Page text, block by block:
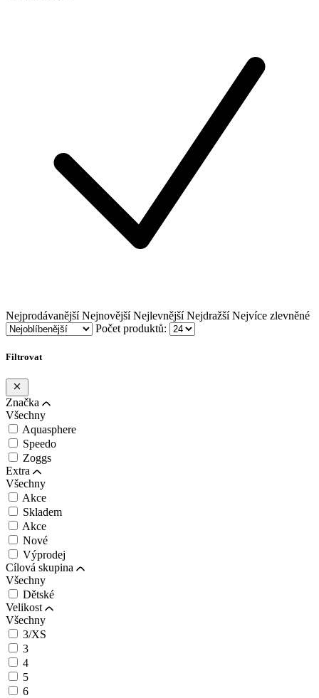
NejprodávanějšíNejnovějšíNejlevnějšíNejdražšíNejvíce zlevněné
Počet produktů:
Filtrovat
Značka
Všechny
Aquasphere
Speedo
Zoggs
Extra
Všechny
Akce
Skladem
Akce
Nové
Výprodej
Cílová skupina
Všechny
Dětské
Velikost
Všechny
3/XS
3
4
5
6